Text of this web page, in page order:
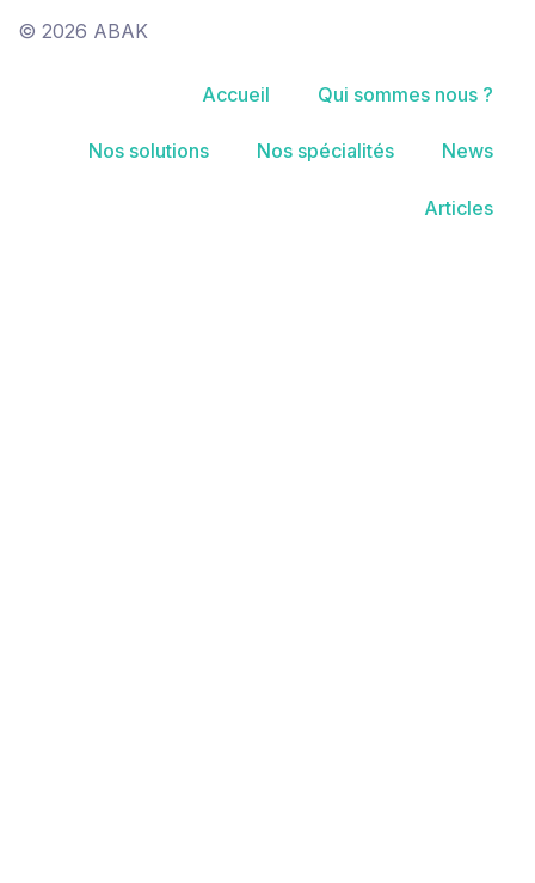
© 2026 ABAK
Accueil Qui sommes nous ?
Nos solutions Nos spécialités News
Articles